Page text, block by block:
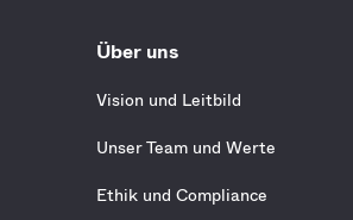
Über uns
Vision und Leitbild
Unser Team und Werte
Ethik und Compliance